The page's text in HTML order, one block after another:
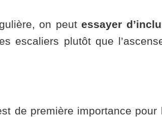
on peutessayer
escaliers plutôt que
de première importance pour